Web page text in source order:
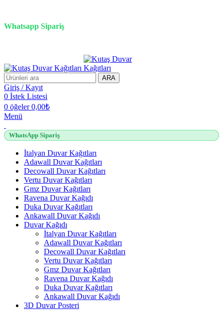
Whatsapp Sipariş
ARA
Giriş / Kayıt
0 İstek Listesi
0 öğeler 0,00₺
Menü
WhatsApp Sipariş
İtalyan Duvar Kağıtları
Adawall Duvar Kağıtları
Decowall Duvar Kağıtları
Vertu Duvar Kağıtları
Gmz Duvar Kağıtları
Ravena Duvar Kağıdı
Duka Duvar Kağıtları
Ankawall Duvar Kağıdı
Duvar Kağıdı
İtalyan Duvar Kağıtları
Adawall Duvar Kağıtları
Decowall Duvar Kağıtları
Vertu Duvar Kağıtları
Gmz Duvar Kağıtları
Ravena Duvar Kağıdı
Duka Duvar Kağıtları
Ankawall Duvar Kağıdı
3D Duvar Posteri